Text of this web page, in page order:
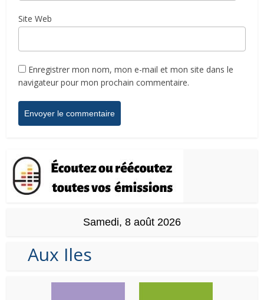
Site Web
Enregistrer mon nom, mon e-mail et mon site dans le
navigateur pour mon prochain commentaire.
Samedi, 8 août 2026
Aux Iles